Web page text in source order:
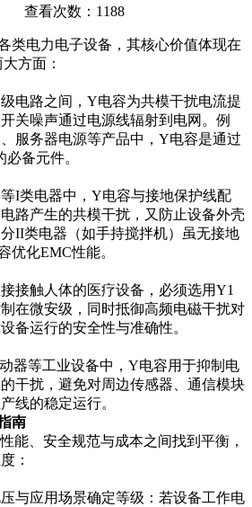
查看次数：1188
类电力电子设备，其核心价值体现在
方面：
电路之间，Y电容为共模干扰电流提
关噪声通过电源线辐射到电网。例
服务器电源等产品中，Y电容是通过
备元件。
I类电器中，Y电容与接地保护线配
路产生的共模干扰，又防止设备外壳
II类电器（如手持搅拌机）虽无接地
优化EMC性能。
接触人体的医疗设备，必须选用Y1
在微安级，同时抵御高频电磁干扰对
备运行的安全性与准确性。
器等工业设备中，Y电容用于抑制电
干扰，避免对周边传感器、通信模块
线的稳定运行。
南
能、安全规范与成本之间找到平衡，
：
与应用场景确定等级：若设备工作电